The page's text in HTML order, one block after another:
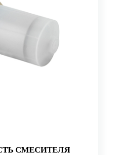
СМЕСИТЕЛЯ